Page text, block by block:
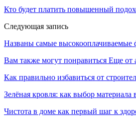
Кто будет платить повышенный
Следующая запись
Названы самые высокооплачиваемые
Вам также могут понравиться Еще от
Как правильно избавиться от
Зелёная кровля: как выбор материала
Чистота в доме как первый шаг к